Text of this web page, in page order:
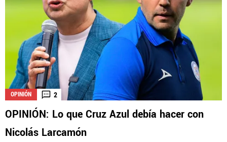
OPINIÓN 2
OPINIÓN: Lo que Cruz Azul debía hacer con
Nicolás Larcamón